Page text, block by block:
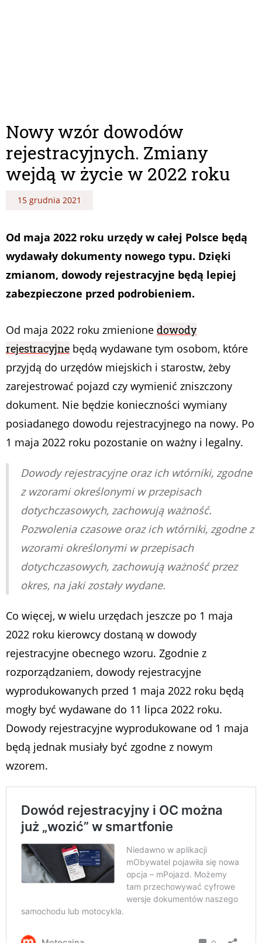
Nowy wzór dowodów
rejestracyjnych. Zmiany
wejdą w życie w 2022 roku
15 grudnia 2021
Od maja 2022 roku urzędy w całej Polsce będą
wydawały dokumenty nowego typu. Dzięki
zmianom, dowody rejestracyjne będą lepiej
zabezpieczone przed podrobieniem.
Od maja 2022 roku zmienione dowody
rejestracyjne będą wydawane tym osobom, które
przyjdą do urzędów miejskich i starostw, żeby
zarejestrować pojazd czy wymienić zniszczony
dokument. Nie będzie konieczności wymiany
posiadanego dowodu rejestracyjnego na nowy. Po
1 maja 2022 roku pozostanie on ważny i legalny.
Dowody rejestracyjne oraz ich wtórniki, zgodne
z wzorami określonymi w przepisach
dotychczasowych, zachowują ważność.
Pozwolenia czasowe oraz ich wtórniki, zgodne z
wzorami określonymi w przepisach
dotychczasowych, zachowują ważność przez
okres, na jaki zostały wydane.
Co więcej, w wielu urzędach jeszcze po 1 maja
2022 roku kierowcy dostaną w dowody
rejestracyjne obecnego wzoru. Zgodnie z
rozporządzaniem, dowody rejestracyjne
wyprodukowanych przed 1 maja 2022 roku będą
mogły być wydawane do 11 lipca 2022 roku.
Dowody rejestracyjne wyprodukowane od 1 maja
będą jednak musiały być zgodne z nowym
wzorem.